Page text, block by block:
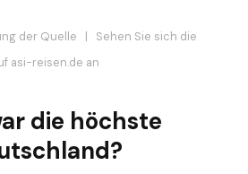
der Quelle | Sehen Sie sich die
asi-reisen.de an
die höchste